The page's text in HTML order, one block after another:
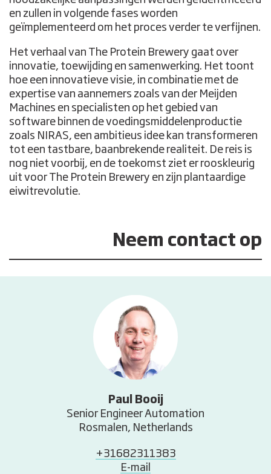
en zullen in volgende fases worden
geïmplementeerd om het proces verder te verfijnen.
Het verhaal van The Protein Brewery gaat over
innovatie, toewijding en samenwerking. Het toont
hoe een innovatieve visie, in combinatie met de
expertise van aannemers zoals van der Meijden
Machines en specialisten op het gebied van
software binnen de voedingsmiddelenproductie
zoals NIRAS, een ambitieus idee kan transformeren
tot een tastbare, baanbrekende realiteit. De reis is
nog niet voorbij, en de toekomst ziet er rooskleurig
uit voor The Protein Brewery en zijn plantaardige
eiwitrevolutie.
Neem contact op
Paul Booij
Senior Engineer Automation
Rosmalen, Netherlands
+31682311383
E-mail